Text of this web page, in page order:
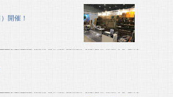
開催！